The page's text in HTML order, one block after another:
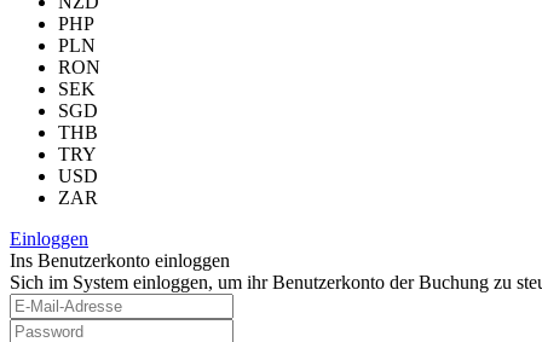
PHP
PLN
RON
SEK
SGD
THB
TRY
USD
ZAR
Einloggen
Ins Benutzerkonto einloggen
Sich im System einloggen, um ihr Benutzerkonto der Buchung zu